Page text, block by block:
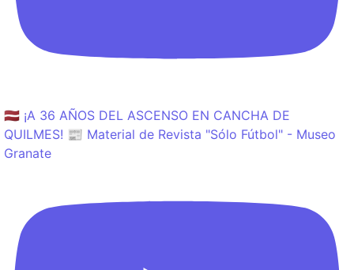
🇱🇻 ¡A 36 AÑOS DEL ASCENSO EN CANCHA DE
QUILMES! 📰 Material de Revista "Sólo Fútbol" - Museo
Granate